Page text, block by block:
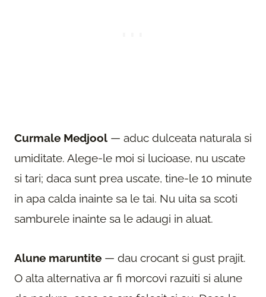
Curmale Medjool — aduc dulceata naturala si
umiditate. Alege-le moi si lucioase, nu uscate
si tari; daca sunt prea uscate, tine-le 10 minute
in apa calda inainte sa le tai. Nu uita sa scoti
samburele inainte sa le adaugi in aluat.
Alune maruntite — dau crocant si gust prajit.
O alta alternativa ar fi morcovi razuiti si alune